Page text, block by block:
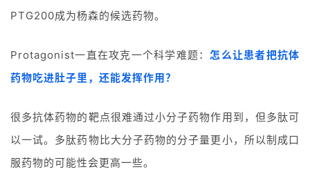
PTG200成为杨森的候选药物。
Protagonist一直在攻克一个科学难题： 怎么让患者把抗体
药物吃进肚子里，还能发挥作用？
很多抗体药物的靶点很难通过小分子药物作用到，但多肽可
以一试。多肽药物比大分子药物的分子量更小，所以制成口
服药物的可能性会更高一些。